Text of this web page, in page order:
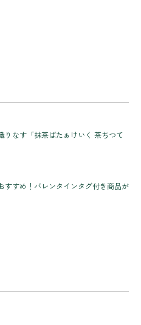
りなす「抹茶ばたぁけいく 茶ちつて
すすめ！バレンタインタグ付き商品が